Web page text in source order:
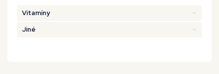
Vitamíny
Jiné